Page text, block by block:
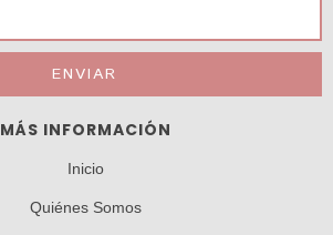
MÁS INFORMACIÓN
Inicio
Quiénes Somos